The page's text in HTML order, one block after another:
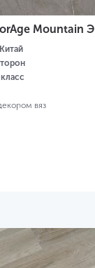
Mountain
Китай
вяз